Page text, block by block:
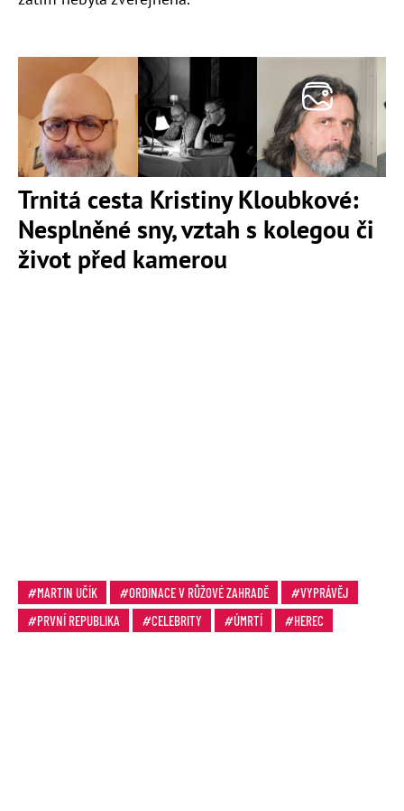
Trnitá cesta Kristiny Kloubkové:
Nesplněné sny, vztah s kolegou či
život před kamerou
MARTIN UČÍK ORDINACE V RŮŽOVÉ ZAHRADĚ
VYPRÁVĚJ
PRVNÍ REPUBLIKA
CELEBRITY ÚMRTÍ HEREC